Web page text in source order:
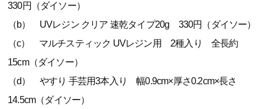
330円（ダイソー）
（b） UVレジン クリア 速乾タイプ20g 330円（ダイソー）
（c） マルチスティック UVレジン用 2種入り 全長約
15cm（ダイソー）
（d） やすり 手芸用3本入り 幅0.9cm×厚さ0.2cm×長さ
14.5cm（ダイソー）